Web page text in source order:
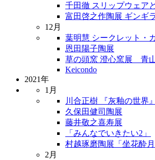
千田徹 スリップウェア
富田啓之作陶展 ギンギ
12月
葉明慧 シークレット・
恩田陽子陶展
草の頭窯 澄心窯展 青
Keicondo
2021年
1月
川合正樹 『灰釉の世界』
久保田健司陶展
藤井敬之喜寿展
「みんなでいきたい2」
村越琢磨陶展「坐花酔月
2月